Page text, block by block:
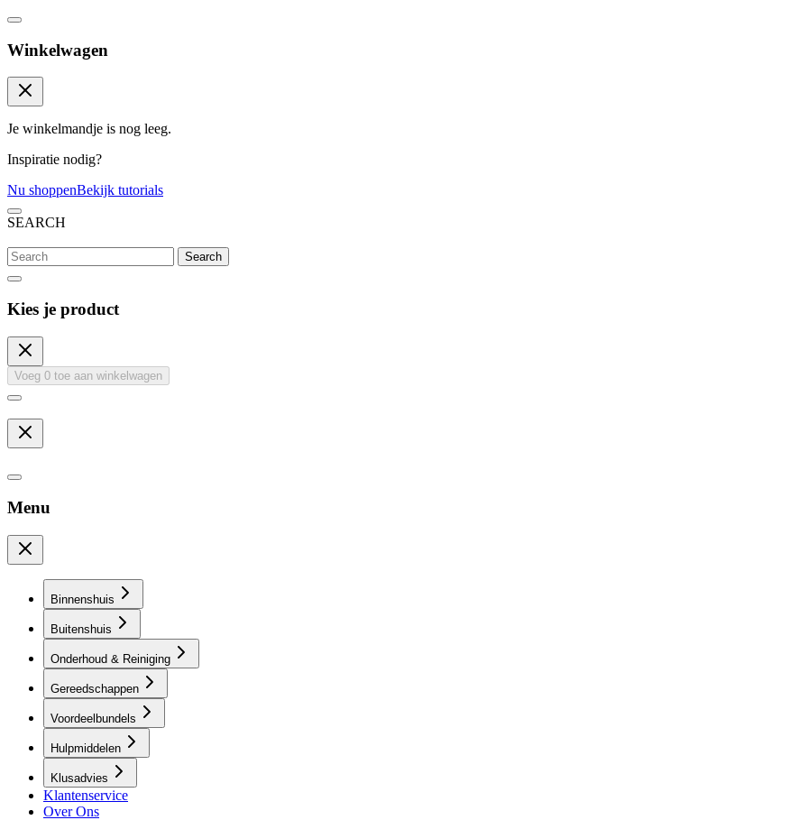
Winkelwagen
Je winkelmandje is nog leeg.
Inspiratie nodig?
Nu shoppenBekijk tutorials
SEARCH
Search
Kies je product
Voeg 0 toe aan winkelwagen
Menu
Binnenshuis
Buitenshuis
Onderhoud & Reiniging
Gereedschappen
Voordeelbundels
Hulpmiddelen
Klusadvies
Klantenservice
Over Ons